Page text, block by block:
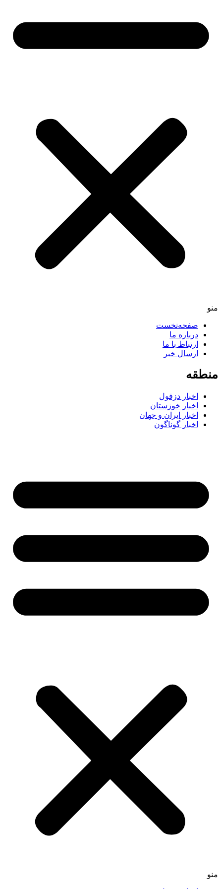
صفحه‌نخست
درباره ما
ارتباط با ما
ارسال خبر
اخبار دزفول
اخبار خوزستان
اخبار ایران و جهان
اخبار گوناگون